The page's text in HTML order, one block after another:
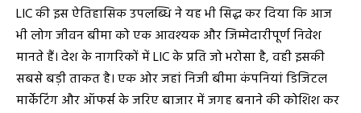
LIC की इस ऐतिहासिक उपलब्धि ने यह भी सिद्ध कर दिया कि आज
भी लोग जीवन बीमा को एक आवश्यक और जिम्मेदारीपूर्ण निवेश
मानते हैं। देश के नागरिकों में LIC के प्रति जो भरोसा है, वही इसकी
सबसे बड़ी ताकत है। एक ओर जहां निजी बीमा कंपनियां डिजिटल
मार्केटिंग और ऑफर्स के जरिए बाजार में जगह बनाने की कोशिश कर